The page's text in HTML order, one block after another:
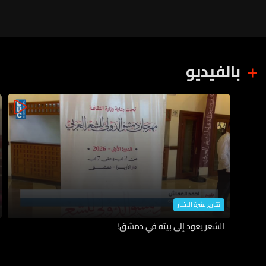
بالفيديو
تقارير نشرة الاخبار
الشعر يعود إلى بيته في دمشق!